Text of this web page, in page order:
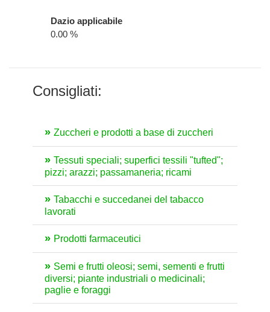
Dazio applicabile
0.00 %
Consigliati:
Zuccheri e prodotti a base di zuccheri
Tessuti speciali; superfici tessili "tufted";
pizzi; arazzi; passamaneria; ricami
Tabacchi e succedanei del tabacco
lavorati
Prodotti farmaceutici
Semi e frutti oleosi; semi, sementi e frutti
diversi; piante industriali o medicinali;
paglie e foraggi